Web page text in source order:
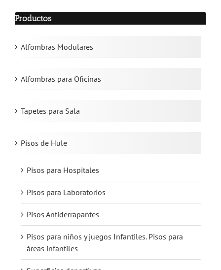
Productos
Alfombras Modulares
Alfombras para Oficinas
Tapetes para Sala
Pisos de Hule
Pisos para Hospitales
Pisos para Laboratorios
Pisos Antiderrapantes
Pisos para niños y juegos Infantiles. Pisos para
áreas infantiles